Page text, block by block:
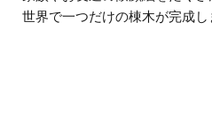
世界で一つだけの棟木が完成し